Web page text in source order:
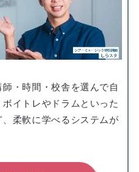
・時間・校舎を選んで自
イトレやドラムといった
柔軟に学べるシステムが